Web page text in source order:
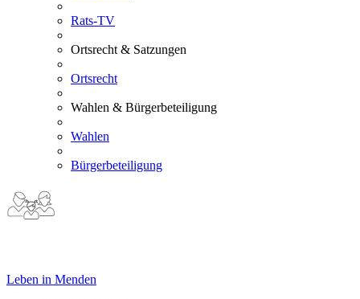
Rats-TV
Ortsrecht & Satzungen
Ortsrecht
Wahlen & Bürgerbeteiligung
Wahlen
Bürgerbeteiligung
Leben in Menden